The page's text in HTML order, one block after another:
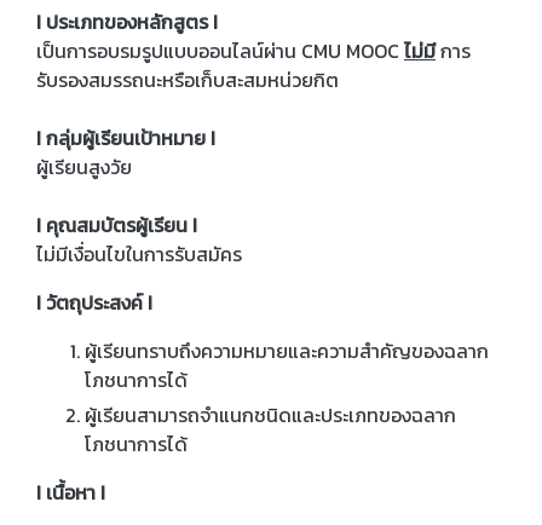
I ประเภทของหลักสูตร I
เป็นการอบรมรูปแบบออนไลน์ผ่าน CMU MOOC ไม่มีการ
รับรองสมรรถนะหรือเก็บสะสมหน่วยกิต
I กลุ่มผู้เรียนเป้าหมาย I
ผู้เรียนสูงวัย
I คุณสมบัตรผู้เรียน I
ไม่มีเงื่อนไขในการรับสมัคร
I วัตถุประสงค์ I
ผู้เรียนทราบถึงความหมายและความสำคัญของฉลาก
โภชนาการได้
ผู้เรียนสามารถจำแนกชนิดและประเภทของฉลาก
โภชนาการได้
I เนื้อหา I